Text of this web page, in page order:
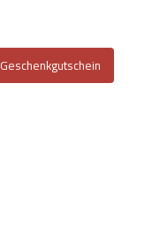
Geschenkgutschein